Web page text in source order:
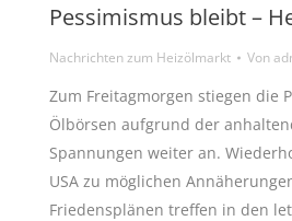
Pessimismus bleibt –
Nachrichten zum Heizölmarkt Von
Zum Freitagmorgen stiegen die
Ölbörsen aufgrund der
Spannungen weiter an.
USA zu möglichen
Friedensplänen treffen in den